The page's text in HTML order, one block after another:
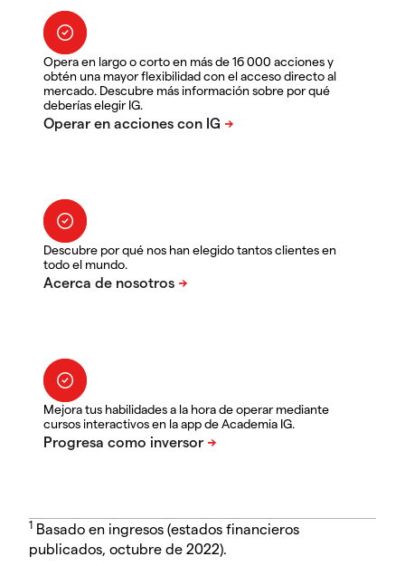
Opera en largo o corto en más de 16 000 acciones y
obtén una mayor flexibilidad con el acceso directo al
mercado. Descubre más información sobre por qué
deberías elegir IG.
Descubre por qué nos han elegido tantos clientes en
todo el mundo.
Mejora tus habilidades a la hora de operar mediante
cursos interactivos en la app de Academia IG.
1 Basado en ingresos (estados financieros
publicados, octubre de 2022).